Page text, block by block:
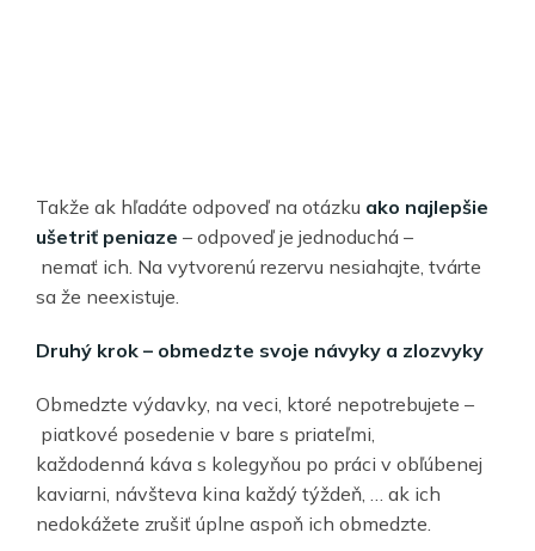
Takže ak hľadáte odpoveď na otázku ako najlepšie
ušetriť peniaze – odpoveď je jednoduchá –
nemať ich. Na vytvorenú rezervu nesiahajte, tvárte
sa že neexistuje.
Druhý krok – obmedzte svoje návyky a zlozvyky
Obmedzte výdavky, na veci, ktoré nepotrebujete –
piatkové posedenie v bare s priateľmi,
každodenná káva s kolegyňou po práci v obľúbenej
kaviarni, návšteva kina každý týždeň, … ak ich
nedokážete zrušiť úplne aspoň ich obmedzte.